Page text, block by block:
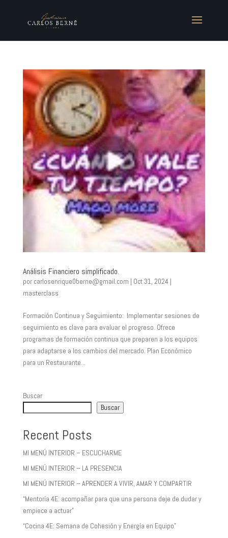
Análisis Financiero simplificado.
por carlosenrique0berne@gmail.com | Oct 31, 2024 |
masterclass
Formación Continua y Seguimiento: Implementar sesiones de
seguimiento es clave para evaluar el progreso. Ofrece
programas de formación continua que preparen a los equipos
para adaptarse a los cambios del mercado. Plan Económico
para un Restaurante...
Buscar
Buscar
Recent Posts
MI MENÚ INTERIOR – ESCUCHARME
MI MENÚ INTERIOR – LA PRESENCIA
MI MENÚ INTERIOR – APRENDER A VIVIR, AMAR Y COMPARTIR
“Mentoría 4E: acompañar para que una persona deje de dudar y
empiece a actuar”
“Cocina 4E: Semana de Cohesión y Energía en Equipo”